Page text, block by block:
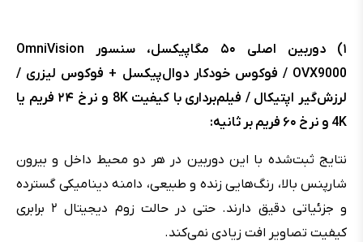
۱) دوربین اصلی ۵۰ مگاپیکسل، سنسور OmniVision
OVX9000 / فوکوس خودکار دوال‌پیکسل + فوکوس لیزری /
لرزش‌گیر اپتیکال / فیلم‌برداری با کیفیت 8K و نرخ ۲۴ فریم یا
4K و نرخ ۶۰ فریم بر ثانیه:
نتایج ثبت‌شده با این دوربین در هر دو محیط داخل و بیرون
شارپنس بالا، رنگ‌هایی زنده و طبیعی، دامنه دینامیکی گسترده
و جزئیاتی دقیق دارند. حتی در حالت زوم دیجیتال ۲ برابری
کیفیت تصاویر افت زیادی نمی‌کند.